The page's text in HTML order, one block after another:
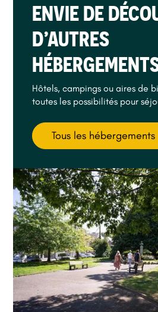
ENVIE DE
D’AUTRES
Hôtels, campings ou aires de
toutes les possibilités pour
Tous les hébergements